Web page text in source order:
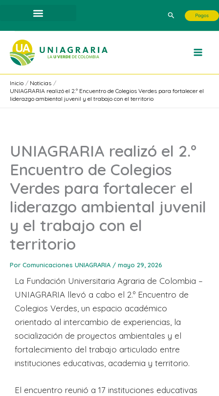
contenido
Buscar Pagos
Inicio
Noticias
UNIAGRARIA realizó el 2.º Encuentro de Colegios Verdes para fortalecer el
liderazgo ambiental juvenil y el trabajo con el territorio
UNIAGRARIA realizó el 2.º
Encuentro de Colegios
Verdes para fortalecer el
liderazgo ambiental juvenil
y el trabajo con el
territorio
Por Comunicaciones UNIAGRARIA / mayo 29, 2026
La Fundación Universitaria Agraria de Colombia –
UNIAGRARIA llevó a cabo el 2.º Encuentro de
Colegios Verdes, un espacio académico
orientado al intercambio de experiencias, la
socialización de proyectos ambientales y el
fortalecimiento del trabajo articulado entre
instituciones educativas, academia y territorio.
El encuentro reunió a 17 instituciones educativas